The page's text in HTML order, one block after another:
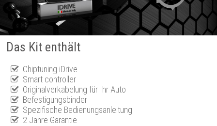
Das Kit enthält
Chiptuning iDrive
Smart controller
Originalverkabelung für Ihr Auto
Befestigungsbinder
Spezifische Bedienungsanleitung
2 Jahre Garantie